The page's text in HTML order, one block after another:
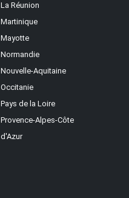
La Réunion
Martinique
Mayotte
Normandie
Nouvelle-Aquitaine
Occitanie
Pays de la Loire
Provence-Alpes-Côte
d'Azur